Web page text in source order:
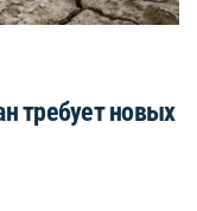
требует новых